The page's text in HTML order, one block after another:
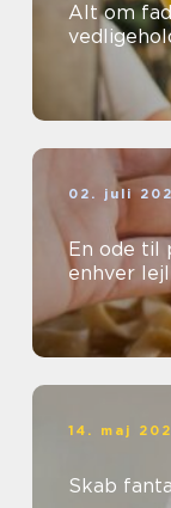
Alt om
02. juli
En ode til
enhver
14. maj
Skab